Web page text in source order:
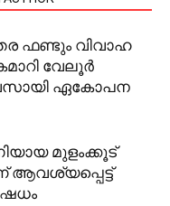
ഫണ്ടും വിവാഹ
വേലൂര്‍
ഏകോപന
മുളംക്കൂട്
ആവശ്യപ്പെട്ട്